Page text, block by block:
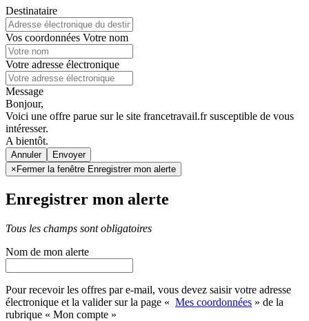
Destinataire
Vos coordonnées Votre nom
Votre adresse électronique
Message
Bonjour,
Voici une offre parue sur le site francetravail.fr susceptible de vous
intéresser.
A bientôt.
Annuler
× Fermer la fenêtre Enregistrer mon alerte
Enregistrer mon alerte
Tous les champs sont obligatoires
Nom de mon alerte
Pour recevoir les offres par e-mail, vous devez saisir votre adresse
électronique et la valider sur la page « Mes coordonnées » de la
rubrique « Mon compte »